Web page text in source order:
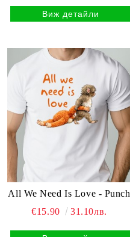
Виж детайли
All We Need Is Love - Punch
€15.90
31.10лв.